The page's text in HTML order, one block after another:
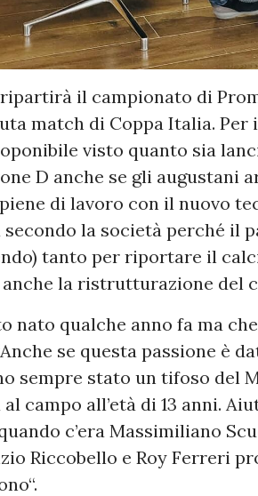
il campionato di
match di Coppa Italia.
visto quanto sia
D anche se gli augustani
di lavoro con il nuovo
secondo la società perché il
tanto per riportare il
la ristrutturazione del
nato qualche anno fa ma
se questa passione è
sempre stato un tifoso del
campo all’età di 13 anni.
c’era Massimiliano
Riccobello e Roy Ferreri